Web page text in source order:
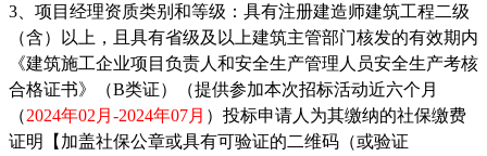
3、项目经理资质类别和等级： 具有注册建造师建筑工程二级
（含）以上，且具有省级及以上建筑主管部门核发的有效期内
《建筑施工企业项目负责人和安全生产管理人员安全生产考核
合格证书》（B类证）（提供参加本次招标活动近六个月
（2024年02月-2024年07月 ）投标申请人为其缴纳的社保缴费
证明【加盖社保公章或具有可验证的二维码（或验证